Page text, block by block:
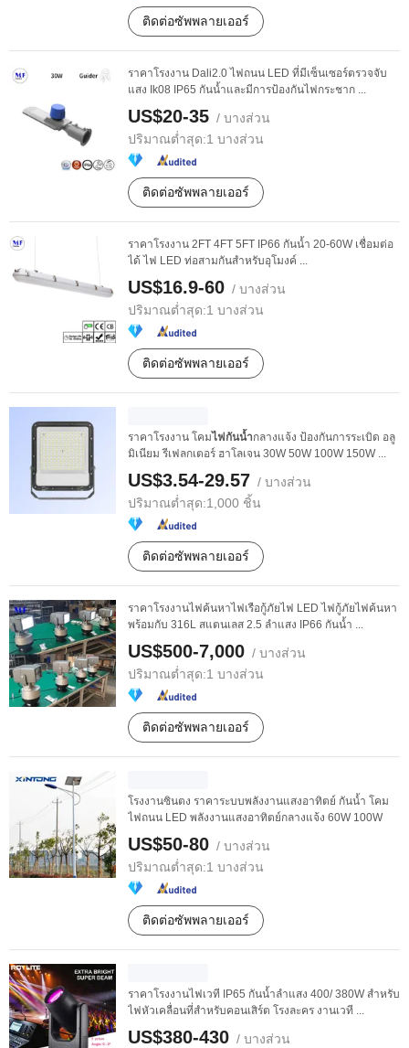
ติดต่อซัพพลายเออร์
ราคาโรงงาน Dali2.0 ไฟถนน LED ที่มีเซ็นเซอร์ตรวจจับ
แสง Ik08 IP65 กันน้ำและมีการป้องกันไฟกระชาก ...
US$20-35 / บางส่วน
ปริมาณต่ำสุด:1 บางส่วน
ติดต่อซัพพลายเออร์
ราคาโรงงาน 2FT 4FT 5FT IP66 กันน้ำ 20-60W เชื่อมต่อ
ได้ ไฟ LED ท่อสามกันสำหรับอุโมงค์ ...
US$16.9-60 / บางส่วน
ปริมาณต่ำสุด:1 บางส่วน
ติดต่อซัพพลายเออร์
ราคาโรงงาน โคมไฟกันน้ำกลางแจ้ง ป้องกันการระเบิด อลู
มิเนียม รีเฟลกเตอร์ ฮาโลเจน 30W 50W 100W 150W ...
US$3.54-29.57 / บางส่วน
ปริมาณต่ำสุด:1,000 ชิ้น
ติดต่อซัพพลายเออร์
ราคาโรงงานไฟค้นหาไฟเรือกู้ภัยไฟ LED ไฟกู้ภัยไฟค้นหา
พร้อมกับ 316L สแตนเลส 2.5 ลำแสง IP66 กันน้ำ ...
US$500-7,000 / บางส่วน
ปริมาณต่ำสุด:1 บางส่วน
ติดต่อซัพพลายเออร์
โรงงานซินตง ราคาระบบพลังงานแสงอาทิตย์ กันน้ำ โคม
ไฟถนน LED พลังงานแสงอาทิตย์กลางแจ้ง 60W 100W
US$50-80 / บางส่วน
ปริมาณต่ำสุด:1 บางส่วน
ติดต่อซัพพลายเออร์
ราคาโรงงานไฟเวที IP65 กันน้ำลำแสง 400/ 380W สำหรับ
ไฟหัวเคลื่อนที่สำหรับคอนเสิร์ต โรงละคร งานเวที ...
US$380-430 / บางส่วน